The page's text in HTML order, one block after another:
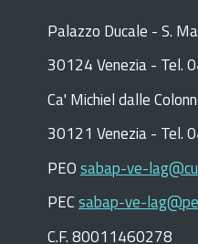
Palazzo Ducale - S.
30124 Venezia - Tel.
Ca' Michiel dalle
30121 Venezia - Tel.
PEOsabap-ve-
PECsabap-ve-
C.F. 80011460278